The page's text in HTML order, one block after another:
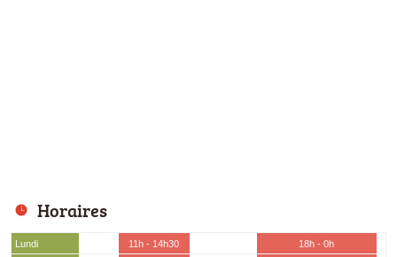
Horaires
Lundi 11h - 14h30
18h - 0h